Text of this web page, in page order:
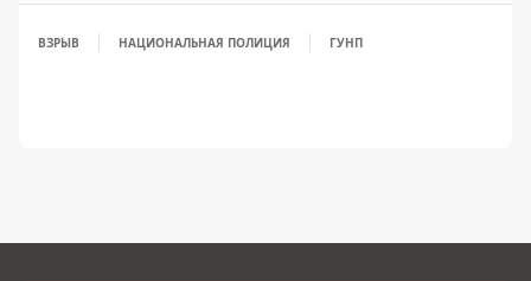
ВЗРЫВ НАЦИОНАЛЬНАЯ ПОЛИЦИЯ ГУНП